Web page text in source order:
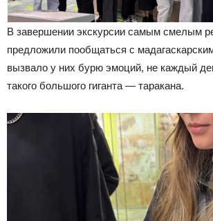
В завершении экскурсии самым смелым
предложили пообщаться с
вызвало у них бурю эмоций, не каждый
такого большого гиганта — таракана.